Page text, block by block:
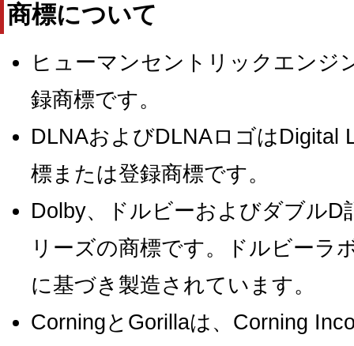
商標について
ヒューマンセントリックエンジ
録商標です。
DLNAおよびDLNAロゴはDigital
標または登録商標です。
Dolby、ドルビーおよびダブル
リーズの商標です。ドルビーラ
に基づき製造されています。
CorningとGorillaは、Corning